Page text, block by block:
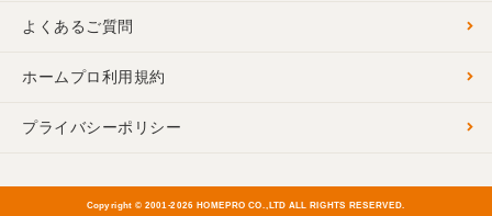
よくあるご質問
ホームプロ利用規約
プライバシーポリシー
Copyright © 2001-2026 HOMEPRO CO.,LTD ALL RIGHTS RESERVED.